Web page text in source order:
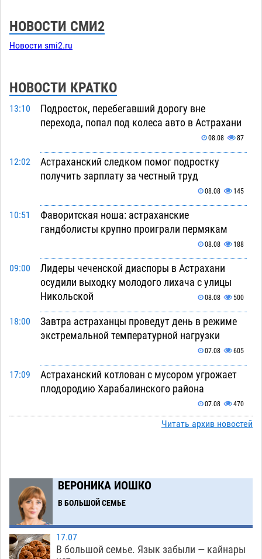
НОВОСТИ СМИ2
Новости smi2.ru
НОВОСТИ КРАТКО
13:10
Подросток, перебегавший дорогу вне
перехода, попал под колеса авто в Астрахани
08.08 87
12:02
Астраханский следком помог подростку
получить зарплату за честный труд
08.08 145
10:51
Фаворитская ноша: астраханские
гандболисты крупно проиграли пермякам
08.08 188
09:00
Лидеры чеченской диаспоры в Астрахани
осудили выходку молодого лихача с улицы
Никольской
08.08 500
18:00
Завтра астраханцы проведут день в режиме
экстремальной температурной нагрузки
07.08 605
17:09
Астраханский котлован с мусором угрожает
плодородию Харабалинского района
07.08 470
Игорь Редькин проинспектировал
15:28
Тяга к сверхскоростям обошлась
астраханской логистической компании в 400
тысяч рублей
07.08 502
14:44
Астраханские кутилы сменили барные стойки
Читать архив новостей
ВЕРОНИКА ИОШКО
В БОЛЬШОЙ СЕМЬЕ
17.07
В большой семье. Язык забыли — кайнары